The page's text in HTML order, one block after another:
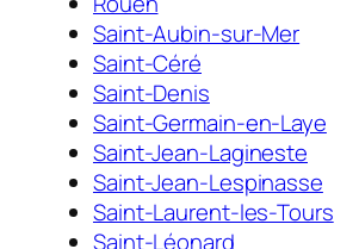
Saint-Aubin-sur-Mer
Saint-Céré
Saint-Denis
Saint-Germain-en-Laye
Saint-Jean-Lagineste
Saint-Jean-Lespinasse
Saint-Laurent-les-Tours
Saint-Léonard